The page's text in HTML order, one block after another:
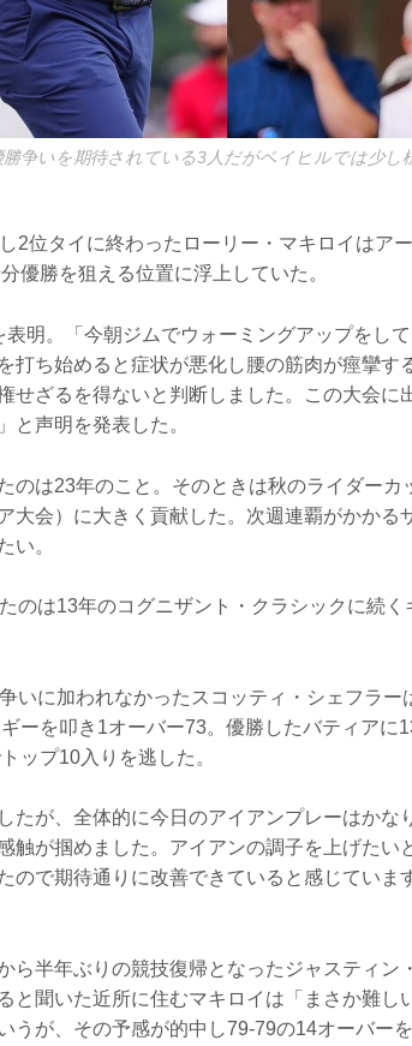
争いを期待されている3人だがベイヒルでは少し
2位タイに終わったローリー・マキロイはア
優勝を狙える位置に浮上していた。
明。「今朝ジムでウォーミングアップをし
打ち始めると症状が悪化し腰の筋肉が痙攣す
せざるを得ないと判断しました。この大会に
と声明を発表した。
のは23年のこと。そのときは秋のライダーカ
大会）に大きく貢献した。次週連覇がかかる
い。
のは13年のコグニザント・クラシックに続く
いに加われなかったスコッティ・シェフラー
ーを叩き1オーバー73。優勝したバティアに
ップ10入りを逃した。
たが、全体的に今日のアイアンプレーはかな
触が掴めました。アイアンの調子を上げたい
ので期待通りに改善できていると感じていま
ら半年ぶりの競技復帰となったジャスティン
と聞いた近所に住むマキロイは「まさか難し
が、その予感が的中し79-79の14オーバー